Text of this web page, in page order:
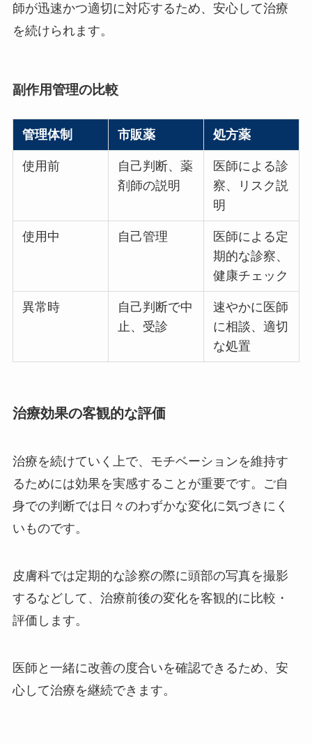
師が迅速かつ適切に対応するため、安心して治療
を続けられます。
副作用管理の比較
管理体制 市販薬 処方薬
使用前
自己判断、薬
剤師の説明
医師による診
察、リスク説
明
使用中 自己管理
医師による定
期的な診察、
健康チェック
異常時
自己判断で中
止、受診
速やかに医師
に相談、適切
な処置
治療効果の客観的な評価
治療を続けていく上で、モチベーションを維持す
るためには効果を実感することが重要です。ご自
身での判断では日々のわずかな変化に気づきにく
いものです。
皮膚科では定期的な診察の際に頭部の写真を撮影
するなどして、治療前後の変化を客観的に比較・
評価します。
医師と一緒に改善の度合いを確認できるため、安
心して治療を継続できます。